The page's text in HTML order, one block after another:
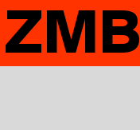
ZMB